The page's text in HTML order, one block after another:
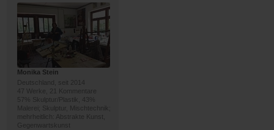
Monika Stein
Deutschland, seit 2014
47 Werke, 21 Kommentare
57% Skulptur/Plastik, 43%
Malerei; Skulptur, Mischtechnik;
mehrheitlich: Abstrakte Kunst,
Gegenwartskunst